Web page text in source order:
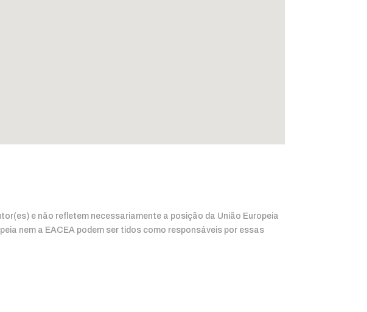
e não refletem necessariamente a posição da União Europeia
nem a EACEA podem ser tidos como responsáveis por essas